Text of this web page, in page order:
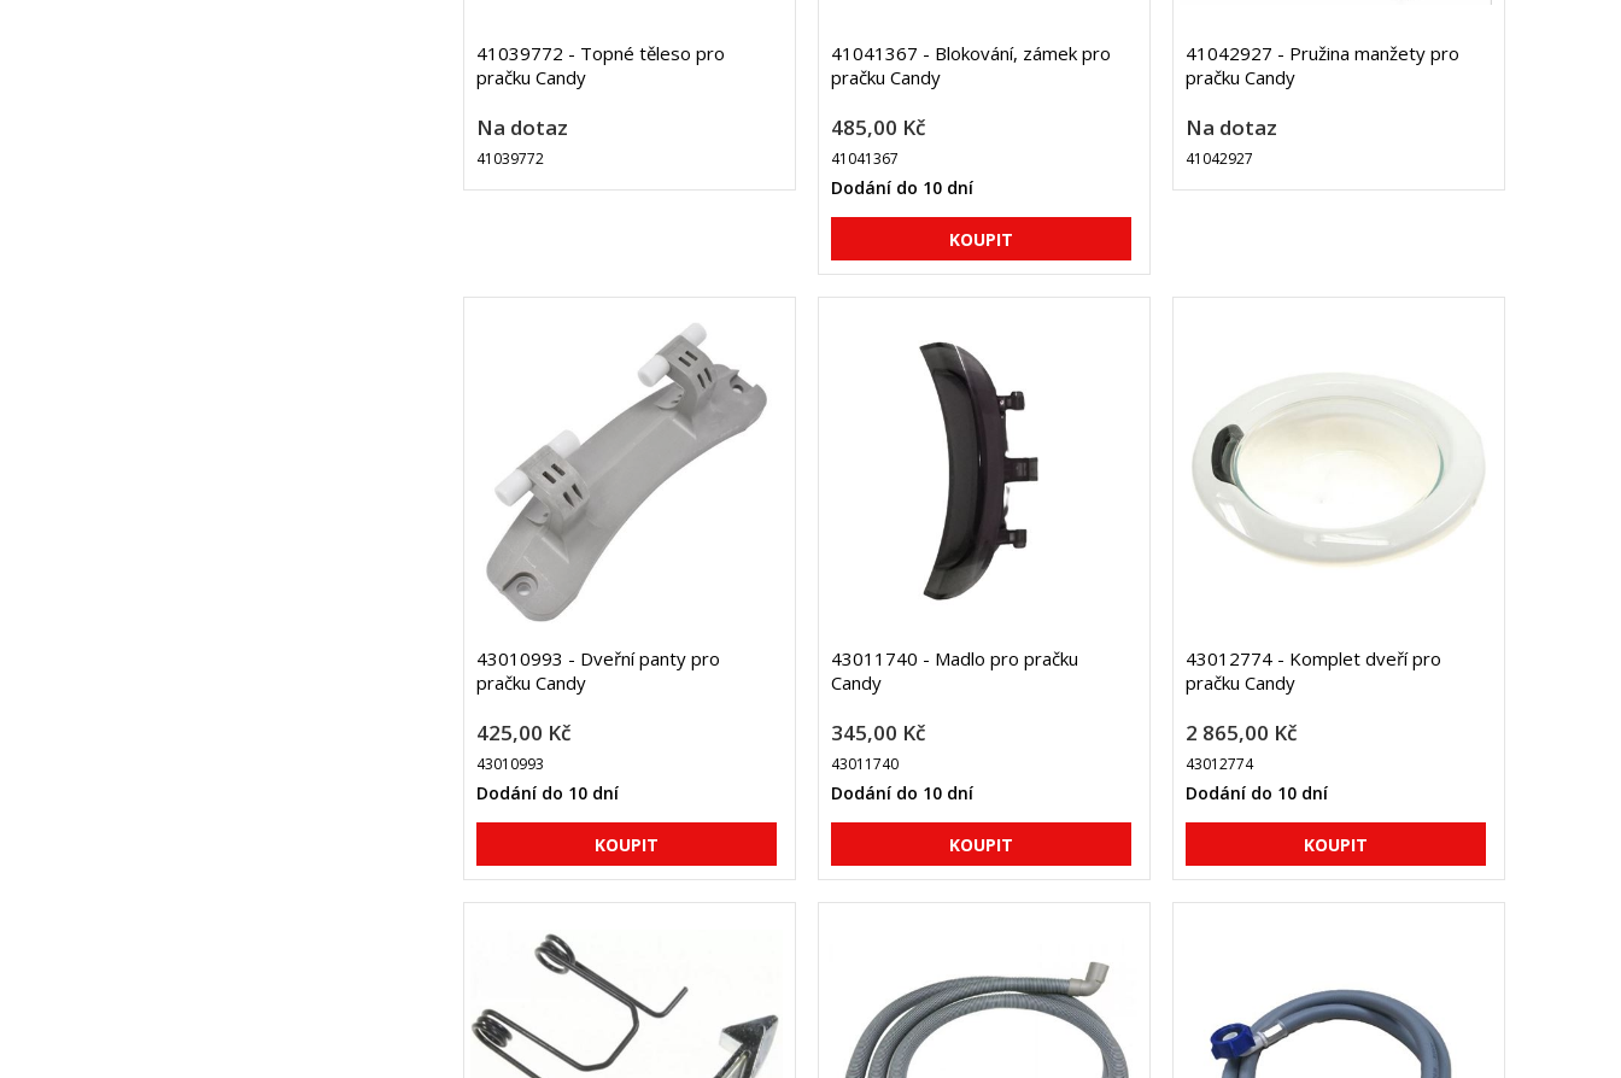
41039772 - Topné těleso pro
pračku Candy
Na dotaz
41039772
41041367 - Blokování, zámek pro
pračku Candy
485,00 Kč
41041367
Dodání do 10 dní
41042927 - Pružina manžety pro
pračku Candy
Na dotaz
41042927
43010993 - Dveřní panty pro
pračku Candy
425,00 Kč
43010993
Dodání do 10 dní
43011740 - Madlo pro pračku
Candy
345,00 Kč
43011740
Dodání do 10 dní
43012774 - Komplet dveří pro
pračku Candy
2 865,00 Kč
43012774
Dodání do 10 dní